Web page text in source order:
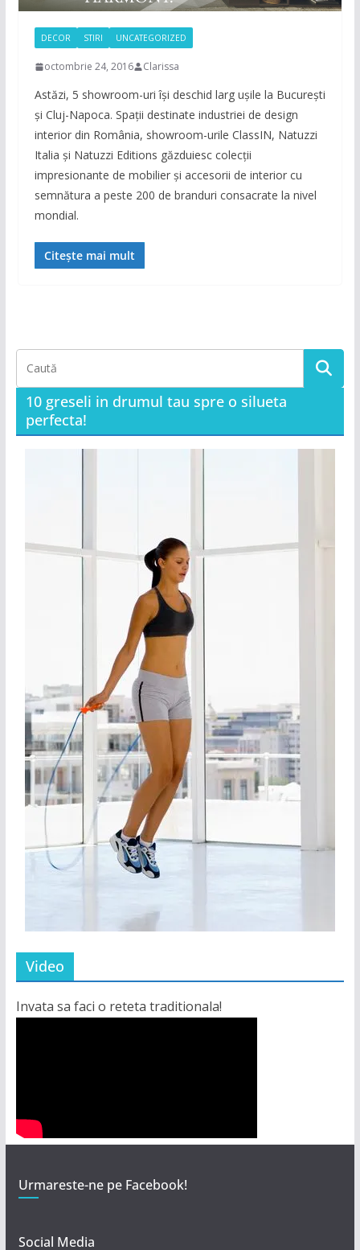
DECOR STIRI UNCATEGORIZED
octombrie 24, 2016 Clarissa
Astăzi, 5 showroom-uri își deschid larg ușile la București
și Cluj-Napoca. Spații destinate industriei de design
interior din România, showroom-urile ClassIN, Natuzzi
Italia și Natuzzi Editions găzduiesc colecții
impresionante de mobilier și accesorii de interior cu
semnătura a peste 200 de branduri consacrate la nivel
mondial.
Citește mai mult
10 greseli in drumul tau spre o silueta
perfecta!
Video
Invata sa faci o reteta traditionala!
Urmareste-ne pe Facebook!
Social Media